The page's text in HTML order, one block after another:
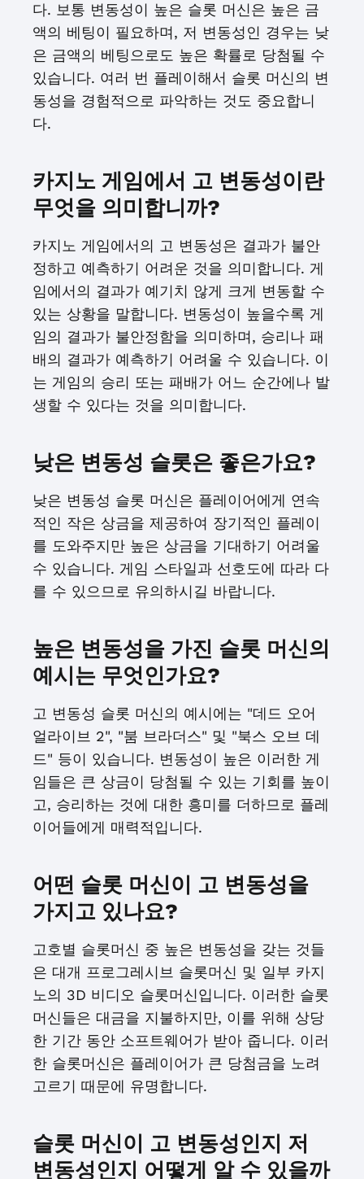
다. 보통 변동성이 높은 슬롯 머신은 높은 금
액의 베팅이 필요하며, 저 변동성인 경우는 낮
은 금액의 베팅으로도 높은 확률로 당첨될 수
있습니다. 여러 번 플레이해서 슬롯 머신의 변
동성을 경험적으로 파악하는 것도 중요합니
다.
카지노 게임에서 고 변동성이란
무엇을 의미합니까?
카지노 게임에서의 고 변동성은 결과가 불안
정하고 예측하기 어려운 것을 의미합니다. 게
임에서의 결과가 예기치 않게 크게 변동할 수
있는 상황을 말합니다. 변동성이 높을수록 게
임의 결과가 불안정함을 의미하며, 승리나 패
배의 결과가 예측하기 어려울 수 있습니다. 이
는 게임의 승리 또는 패배가 어느 순간에나 발
생할 수 있다는 것을 의미합니다.
낮은 변동성 슬롯은 좋은가요?
낮은 변동성 슬롯 머신은 플레이어에게 연속
적인 작은 상금을 제공하여 장기적인 플레이
를 도와주지만 높은 상금을 기대하기 어려울
수 있습니다. 게임 스타일과 선호도에 따라 다
를 수 있으므로 유의하시길 바랍니다.
높은 변동성을 가진 슬롯 머신의
예시는 무엇인가요?
고 변동성 슬롯 머신의 예시에는 "데드 오어
얼라이브 2", "붐 브라더스" 및 "북스 오브 데
드" 등이 있습니다. 변동성이 높은 이러한 게
임들은 큰 상금이 당첨될 수 있는 기회를 높이
고, 승리하는 것에 대한 흥미를 더하므로 플레
이어들에게 매력적입니다.
어떤 슬롯 머신이 고 변동성을
가지고 있나요?
고호별 슬롯머신 중 높은 변동성을 갖는 것들
은 대개 프로그레시브 슬롯머신 및 일부 카지
노의 3D 비디오 슬롯머신입니다. 이러한 슬롯
머신들은 대금을 지불하지만, 이를 위해 상당
한 기간 동안 소프트웨어가 받아 줍니다. 이러
한 슬롯머신은 플레이어가 큰 당첨금을 노려
고르기 때문에 유명합니다.
슬롯 머신이 고 변동성인지 저
변동성인지 어떻게 알 수 있을까